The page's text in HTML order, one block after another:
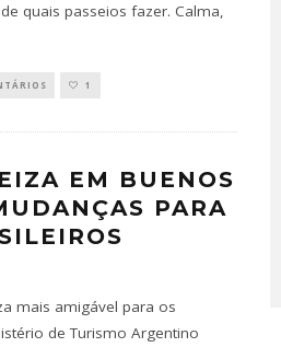
quais passeios fazer. Calma,
1
EM BUENOS
PARA
mais amigável para os
de Turismo Argentino